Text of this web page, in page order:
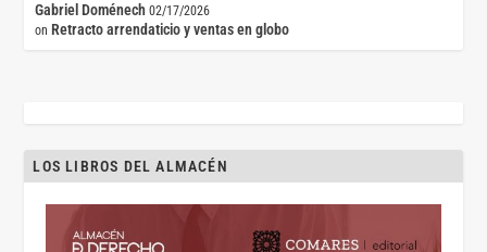
Gabriel Doménech 02/17/2026
on Retracto arrendaticio y ventas en globo
LOS LIBROS DEL ALMACÉN